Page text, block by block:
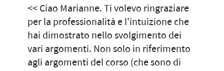
<< Ciao Marianne. Ti volevo ringraziare
per la professionalità e l'intuizione che
hai dimostrato nello svolgimento dei
vari argomenti. Non solo in riferimento
agli argomenti del corso (che sono di